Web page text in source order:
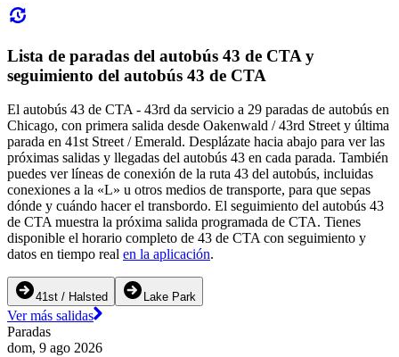
Lista de paradas del autobús 43 de CTA y
seguimiento del autobús 43 de CTA
El autobús 43 de CTA - 43rd da servicio a 29 paradas de autobús en
Chicago, con primera salida desde Oakenwald / 43rd Street y última
parada en 41st Street / Emerald. Desplázate hacia abajo para ver las
próximas salidas y llegadas del autobús 43 en cada parada. También
puedes ver líneas de conexión de la ruta 43 del autobús, incluidas
conexiones a la «L» u otros medios de transporte, para que sepas
dónde y cuándo hacer el transbordo. El seguimiento del autobús 43
de CTA muestra la próxima salida programada de CTA. Tienes
disponible el horario completo de 43 de CTA con seguimiento y
datos en tiempo real en la aplicación.
41st / Halsted Lake Park
Ver más salidas
Paradas
dom, 9 ago 2026